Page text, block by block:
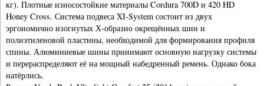
кг). Плотные износостойкие материалы Cordura 700D и 420 HD
Honey Cross. Система подвеса XI-System состоит из двух
эргономично изогнутых Х-образно окрещённых шин и
полиэтиленовой пластины, необходимой для формирования профиля
спины. Алюминиевые шины принимают основную нагрузку системы
и перераспределяют её на мощный набедренный ремень. Однако бока
натёрлись.